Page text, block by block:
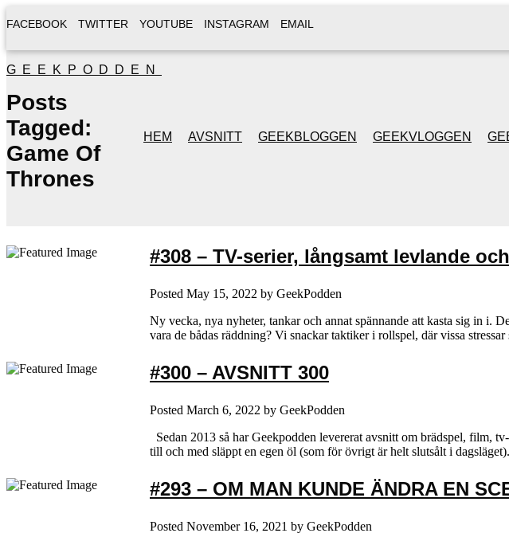
FACEBOOK TWITTER YOUTUBE INSTAGRAM EMAIL
GEEKPODDEN
HEM AVSNITT GEEKBLOGGEN GEEKVLOGGEN
Posts
Tagged:
Game Of
Thrones
#308 – TV-serier, långsamt levlande
Posted May 15, 2022 by GeekPodden
Ny vecka, nya nyheter, tankar och annat spännande att kasta sig in i.
vara de bådas räddning? Vi snackar taktiker i rollspel, där vissa
#300 – AVSNITT 300
Posted March 6, 2022 by GeekPodden
Sedan 2013 så har Geekpodden levererat avsnitt om brädspel, film,
till och med släppt en egen öl (som för övrigt är helt slutsålt i
#293 – OM MAN KUNDE ÄNDRA EN
Posted November 16, 2021 by GeekPodden